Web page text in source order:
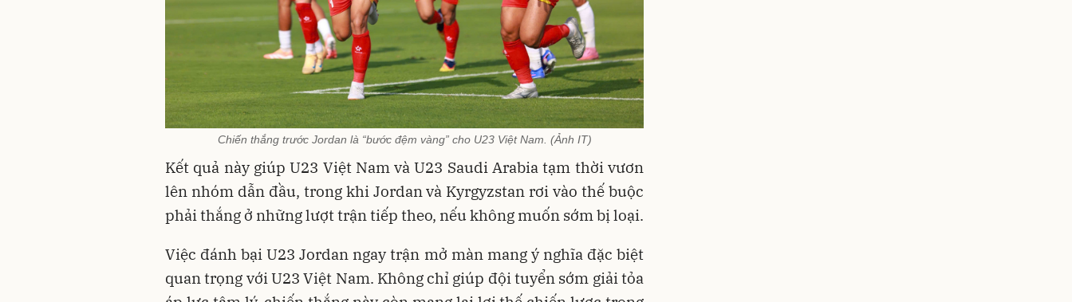
Chiến thắng trước Jordan là “bước đệm vàng” cho U23 Việt Nam. (Ảnh IT)
Kết quả này giúp U23 Việt Nam và U23 Saudi Arabia tạm thời vươn
lên nhóm dẫn đầu, trong khi Jordan và Kyrgyzstan rơi vào thế buộc
phải thắng ở những lượt trận tiếp theo, nếu không muốn sớm bị loại.
Việc đánh bại U23 Jordan ngay trận mở màn mang ý nghĩa đặc biệt
quan trọng với U23 Việt Nam. Không chỉ giúp đội tuyển sớm giải tỏa